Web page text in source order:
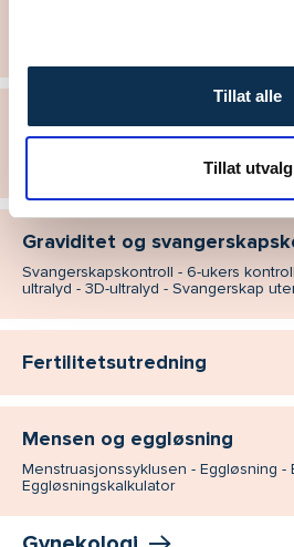
Tillat alle
Tillat utvalg
Smerter i underlivet
Menssmerter (dysmenoré)
Graviditet og
Svangerskapskontroll - 6-ukers
ultralyd - 3D-ultralyd - Svangerskap
Fertilitetsutredning
Mensen og eggløsning
Menstruasjonssyklusen - Eggløsning -
Eggløsningskalkulator